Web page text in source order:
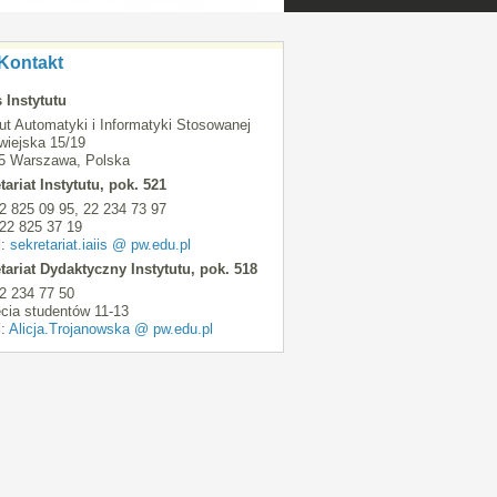
Kontakt
Instytutu
Automatyki i Informatyki Stosowanej
15/19
Warszawa, Polska
Instytutu, pok. 521
825 09 95, 22 234 73 97
825 37 19
sekretariat.iaiis @ pw.edu.pl
Dydaktyczny Instytutu, pok. 518
234 77 50
studentów 11-13
Alicja.Trojanowska @ pw.edu.pl